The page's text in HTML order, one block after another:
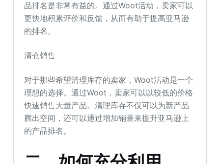
品排名是非常有益的。通过Woot活动，卖家可以
更快地积累评价和反馈，从而有助于提高亚马逊
的排名。
清仓销售
对于那些希望清理库存的卖家，Woot活动是一个
理想的选择。通过Woot，卖家可以以较低的价格
快速销售大量产品。清理库存不仅可以为新产品
腾出空间，还可以通过增加销量来提升亚马逊上
的产品排名。